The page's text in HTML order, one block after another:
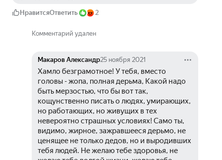
НравитсяОтветить 2
Комментарий удален
Макаров Александр25 ноября 2021
Хамло безграмотное! У тебя, вместо
головы - жопа, полная дерьма, Какой надо
быть мерзостью, что бы вот так,
кощунственно писать о людях, умирающих,
но работающих, но живущих в тех
невероятно страшных условиях! Само ты,
видимо, жирное, зажравшееся дерьмо, не
ценящее не только дедов, но и выродивших
тебя людей. Не желаю тебе здоровья, не